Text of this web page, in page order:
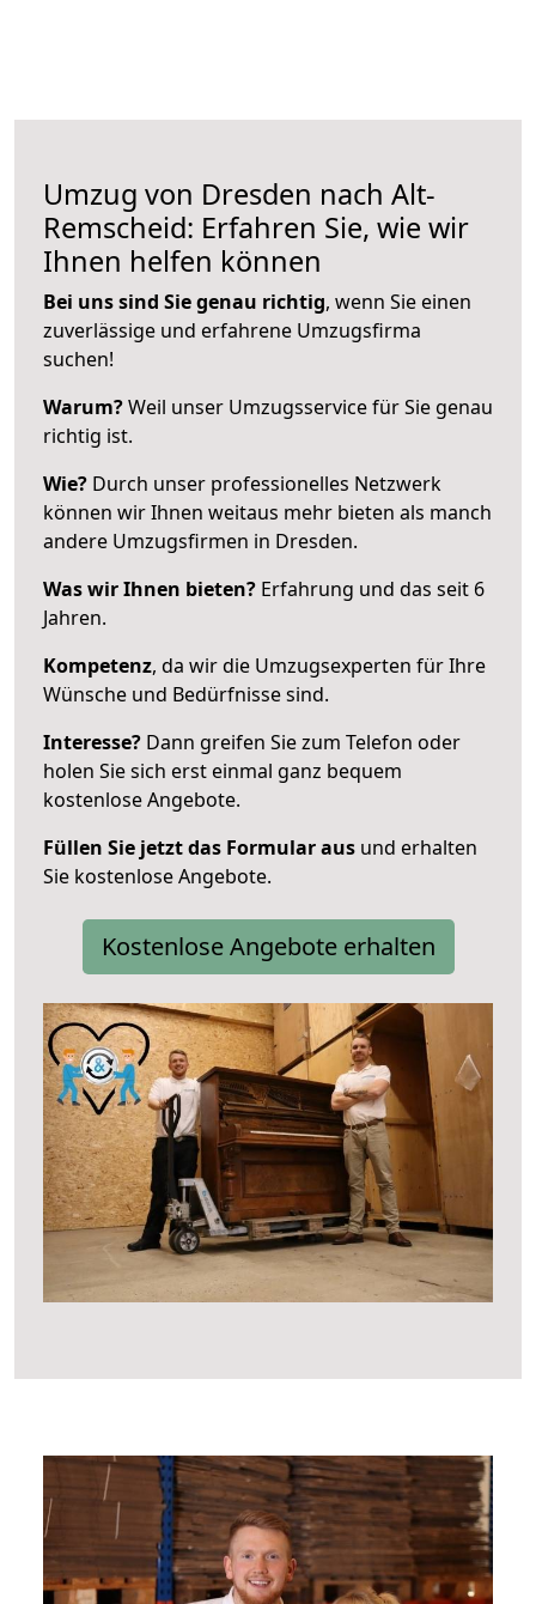
Umzug von Dresden nach Alt-
Remscheid: Erfahren Sie, wie wir
Ihnen helfen können
Bei uns sind Sie genau richtig, wenn Sie einen
zuverlässige und erfahrene Umzugsfirma
suchen!
Warum?Weil unser Umzugsservice für Sie genau
richtig ist.
Wie? Durch unser professionelles Netzwerk
können wir Ihnen weitaus mehr bieten als manch
andere Umzugsfirmen in Dresden.
Was wir Ihnen bieten? Erfahrung und das seit 6
Jahren.
Kompetenz, da wir die Umzugsexperten für Ihre
Wünsche und Bedürfnisse sind.
Interesse? Dann greifen Sie zum Telefon oder
holen Sie sich erst einmal ganz bequem
kostenlose Angebote.
Füllen Sie jetzt das Formular aus und erhalten
Sie kostenlose Angebote.
Kostenlose Angebote erhalten